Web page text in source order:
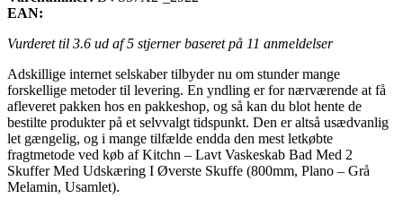
EAN:
Vurderet til 3.6 ud af 5 stjerner baseret på 11 anmeldelser
Adskillige internet selskaber tilbyder nu om stunder mange
forskellige metoder til levering. En yndling er for nærværende at få
afleveret pakken hos en pakkeshop, og så kan du blot hente de
bestilte produkter på et selvvalgt tidspunkt. Den er altså usædvanlig
let gængelig, og i mange tilfælde endda den mest letkøbte
fragtmetode ved køb af Kitchn – Lavt Vaskeskab Bad Med 2
Skuffer Med Udskæring I Øverste Skuffe (800mm, Plano – Grå
Melamin, Usamlet).